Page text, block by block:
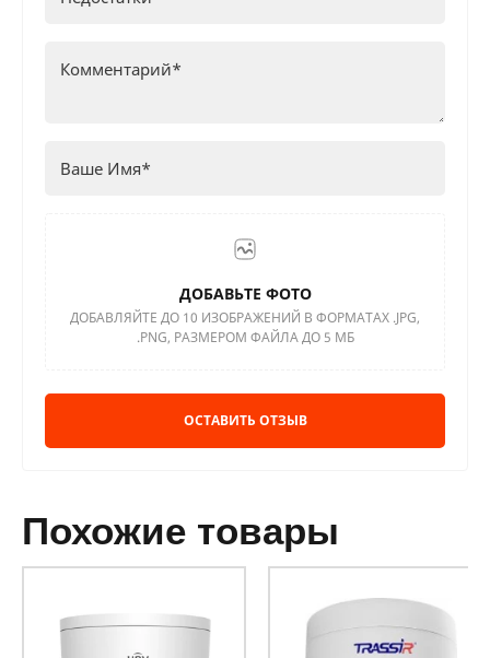
ДОБАВЬТЕ ФОТО
ДОБАВЛЯЙТЕ ДО 10 ИЗОБРАЖЕНИЙ В ФОРМАТАХ .JPG,
.PNG, РАЗМЕРОМ ФАЙЛА ДО 5 МБ
ОСТАВИТЬ ОТЗЫВ
похожие товары